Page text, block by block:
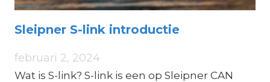
Sleipner S-link introductie
februari 2, 2024
Wat is S-link? S-link is een op Sleipner CAN